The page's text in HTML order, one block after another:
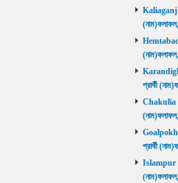
Kaliaganj
Hemtabad
Karandighi
প্রার্থী
Chakulia
প্রার্থী
Islampur